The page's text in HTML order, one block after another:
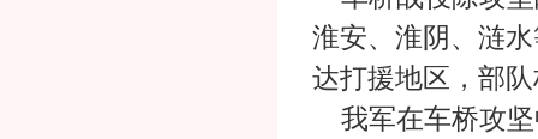
淮安、淮阴、涟
达打援地区，部
我军在车桥攻坚